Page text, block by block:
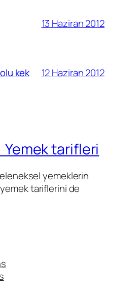
13 Haziran 2012
kek 12 Haziran 2012
Yemek tarifleri
yemeklerin
tariflerini de